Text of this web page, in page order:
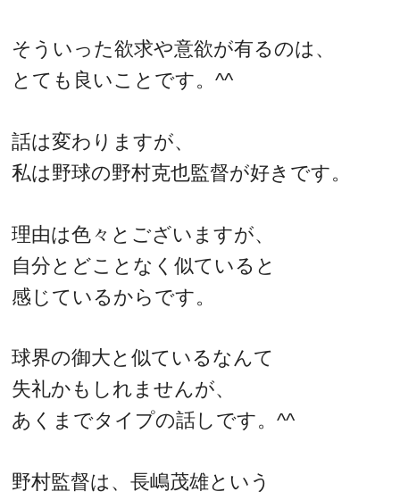
そういった欲求や意欲が有るのは、
とても良いことです。^^
話は変わりますが、
私は野球の野村克也監督が好きです。
理由は色々とございますが、
自分とどことなく似ていると
感じているからです。
球界の御大と似ているなんて
失礼かもしれませんが、
あくまでタイプの話しです。^^
野村監督は、長嶋茂雄という